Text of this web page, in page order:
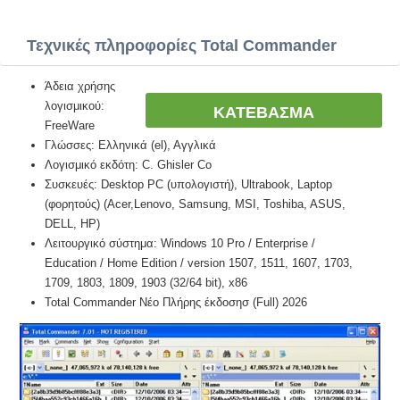
Τεχνικές πληροφορίες Total Commander
ΚΑΤΕΒΑΣΜΑ
Άδεια χρήσης
λογισμικού:
FreeWare
Γλώσσες: Ελληνικά (el), Αγγλικά
Λογισμικό εκδότη: C. Ghisler Co
Συσκευές: Desktop PC (υπολογιστή), Ultrabook, Laptop
(φορητούς) (Acer,Lenovo, Samsung, MSI, Toshiba, ASUS,
DELL, HP)
Λειτουργικό σύστημα: Windows 10 Pro / Enterprise /
Education / Home Edition / version 1507, 1511, 1607, 1703,
1709, 1803, 1809, 1903 (32/64 bit), x86
Total Commander Νέο Πλήρης έκδοσησ (Full) 2026